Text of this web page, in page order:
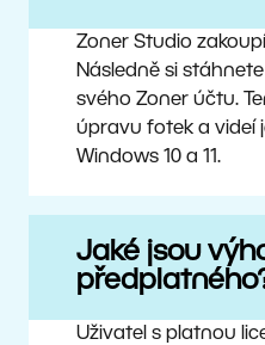
Zoner Studio
Následně si
svého Zoner účtu.
úpravu fotek a videí
Windows 10 a 11.
Jaké jsou
Uživatel s platnou